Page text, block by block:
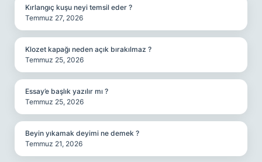
Kırlangıç kuşu neyi temsil eder ?
Temmuz 27, 2026
Klozet kapağı neden açık bırakılmaz ?
Temmuz 25, 2026
Essay’e başlık yazılır mı ?
Temmuz 25, 2026
Beyin yıkamak deyimi ne demek ?
Temmuz 21, 2026